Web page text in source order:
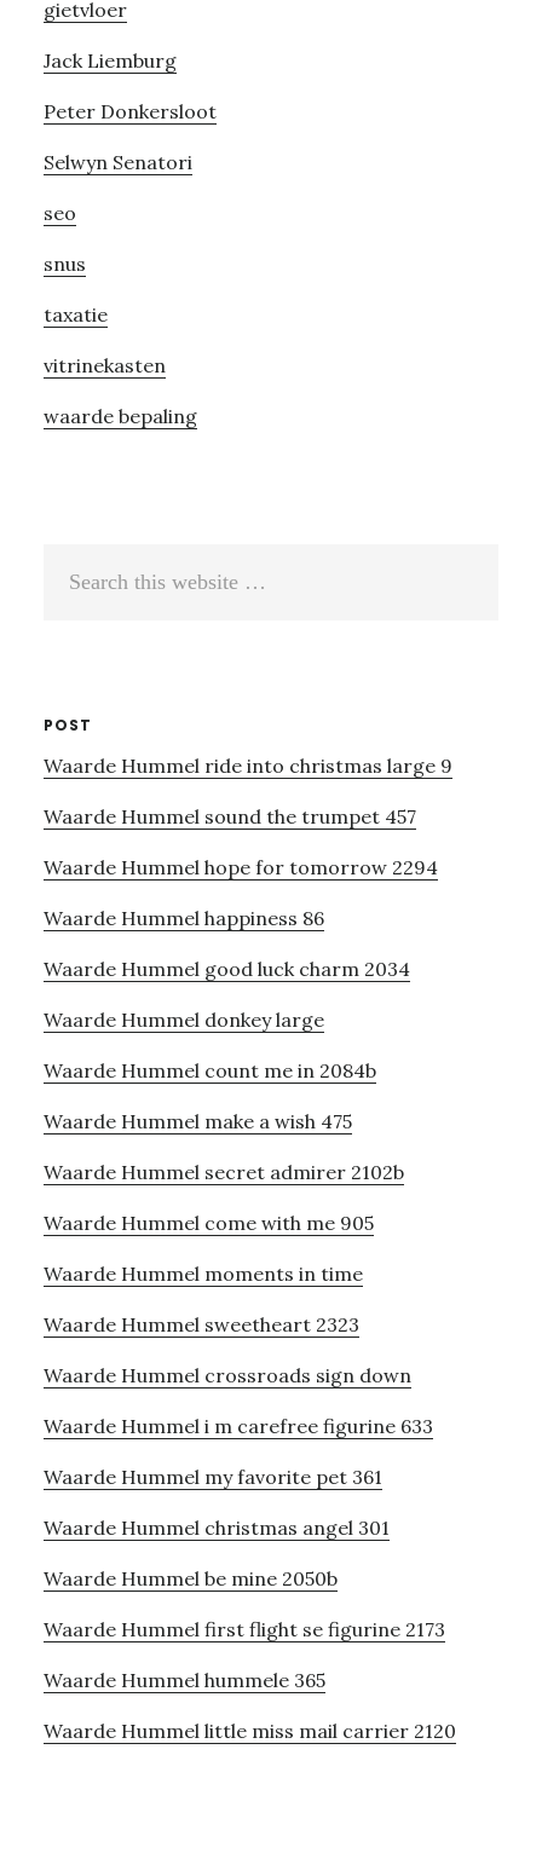
gietvloer
Jack Liemburg
Peter Donkersloot
Selwyn Senatori
seo
snus
taxatie
vitrinekasten
waarde bepaling
POST
Waarde Hummel ride into christmas large 9
Waarde Hummel sound the trumpet 457
Waarde Hummel hope for tomorrow 2294
Waarde Hummel happiness 86
Waarde Hummel good luck charm 2034
Waarde Hummel donkey large
Waarde Hummel count me in 2084b
Waarde Hummel make a wish 475
Waarde Hummel secret admirer 2102b
Waarde Hummel come with me 905
Waarde Hummel moments in time
Waarde Hummel sweetheart 2323
Waarde Hummel crossroads sign down
Waarde Hummel i m carefree figurine 633
Waarde Hummel my favorite pet 361
Waarde Hummel christmas angel 301
Waarde Hummel be mine 2050b
Waarde Hummel first flight se figurine 2173
Waarde Hummel hummele 365
Waarde Hummel little miss mail carrier 2120